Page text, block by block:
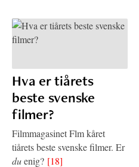
Hva er tiårets
beste svenske
filmer?
Filmmagasinet Flm kåret
tiårets beste svenske filmer. Er
duenig? [18]